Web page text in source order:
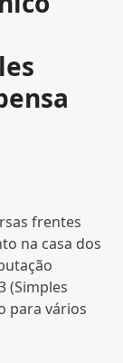
frentes
na casa dos
(Simples
para vários